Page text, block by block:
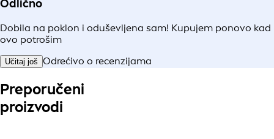
Odlično
Dobila na poklon i oduševljena sam! Kupujem ponovo kad
ovo potrošim
Učitaj još Odrećivo o recenzijama
Preporučeni
proizvodi